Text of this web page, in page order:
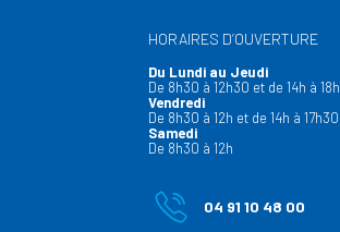
HORAIRES D’OUVERTURE
Du Lundi au Jeudi
De 8h30 à 12h30 et de 14h à 18h
Vendredi
De 8h30 à 12h et de 14h à 17h30
Samedi
De 8h30 à 12h
04 91 10 48 00